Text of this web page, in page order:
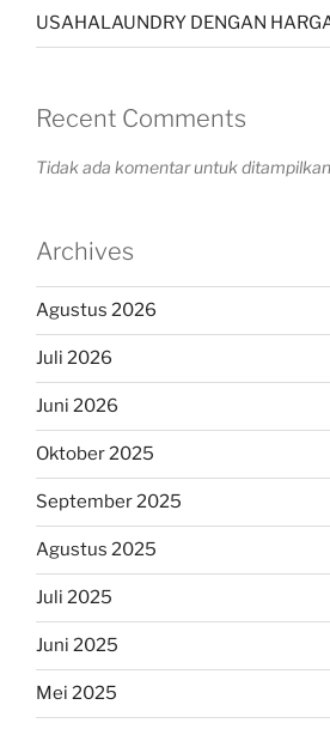
USAHALAUNDRY DENGAN
Recent Comments
Tidak ada komentar untuk
Archives
Agustus 2026
Juli 2026
Juni 2026
Oktober 2025
September 2025
Agustus 2025
Juli 2025
Juni 2025
Mei 2025